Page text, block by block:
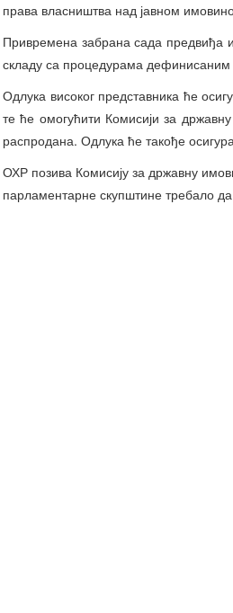
права власништва над јавном
Привремена забрана сада предвиђа
складу са процедурама
Одлука високог представника ће
те ће омогућити Комисији за
распродана. Одлука ће такође
ОХР позива Комисију за државну
парламентарне скупштине требало